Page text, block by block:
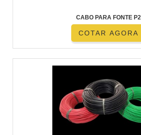
CABO PARA FONTE P2
COTAR AGORA